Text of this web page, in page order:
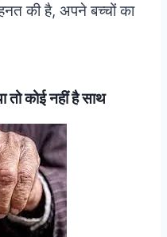
की है, अपने बच्चों का
तो कोई नहीं है साथ